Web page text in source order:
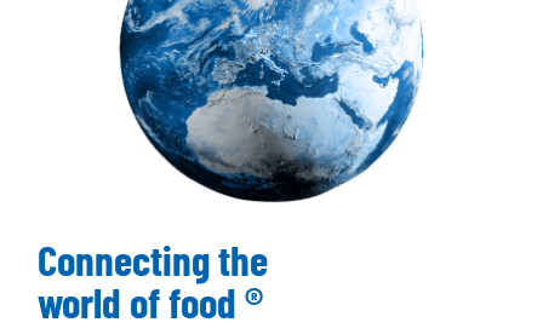
Connecting the
world of food ®